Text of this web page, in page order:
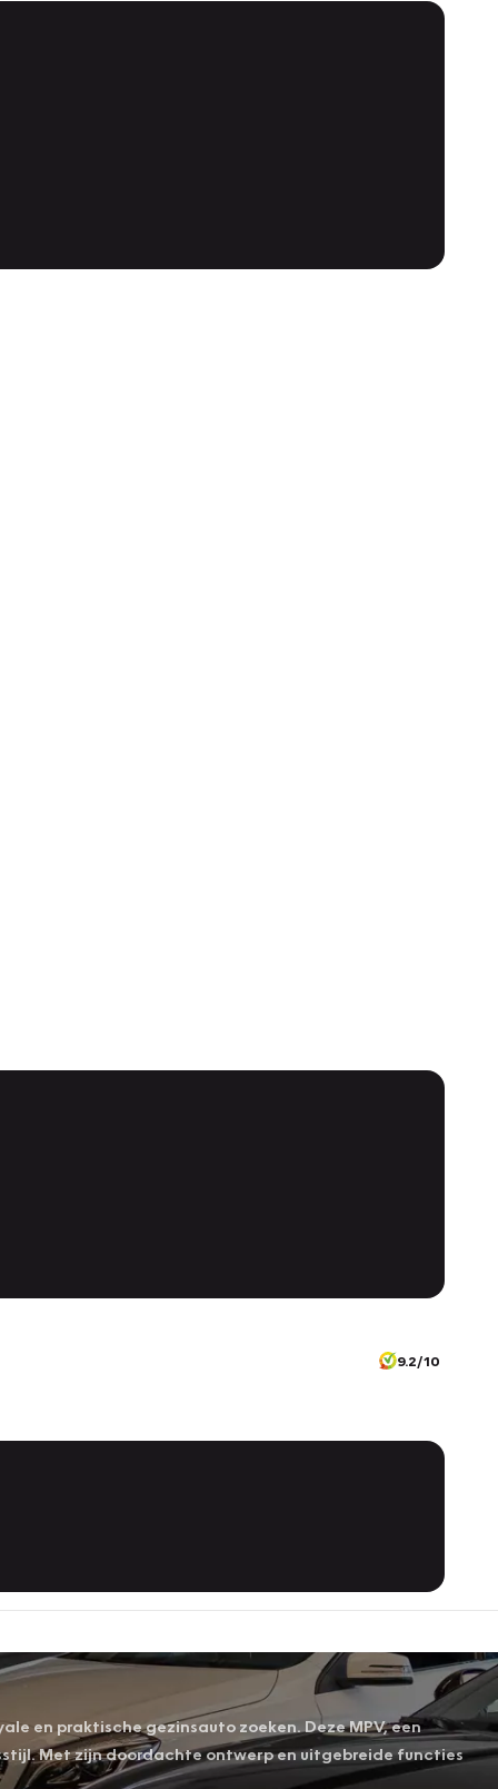
9.2/10
en praktische gezinsauto zoeken. Deze MPV, een
Met zijn doordachte ontwerp en uitgebreide functies